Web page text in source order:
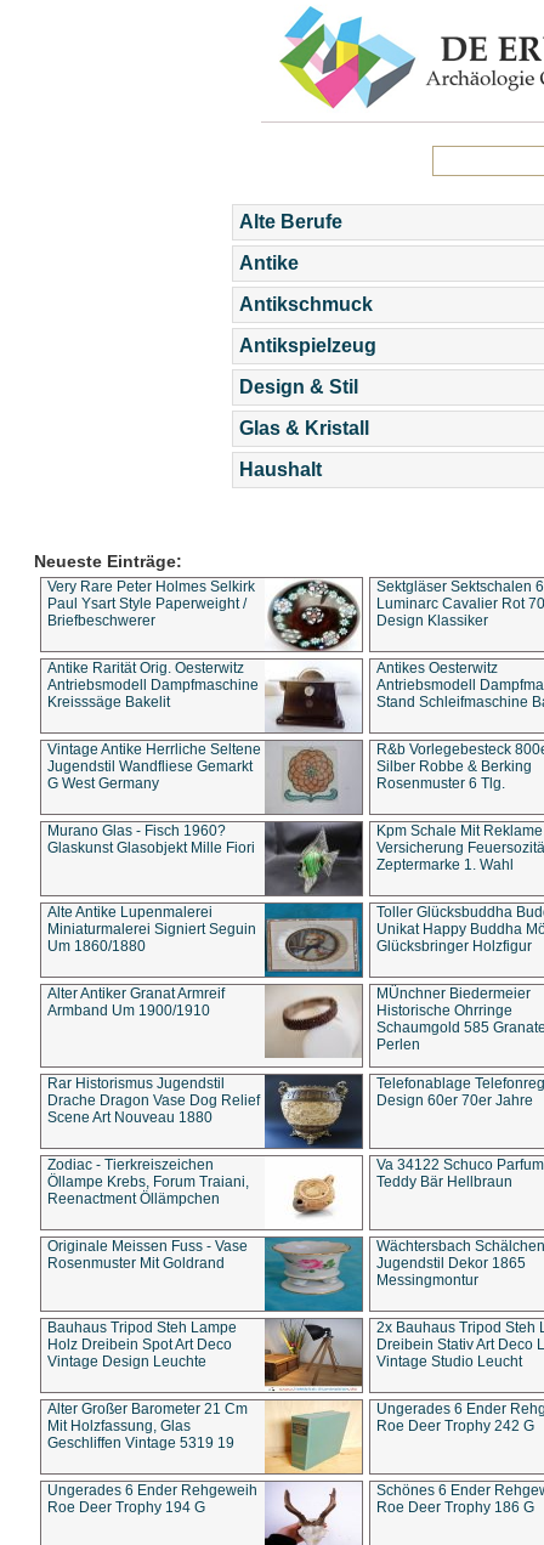
Alte Berufe
Antike
Antikschmuck
Antikspielzeug
Design & Stil
Glas & Kristall
Haushalt
Neueste Einträge:
Very Rare Peter Holmes Selkirk
Paul Ysart Style Paperweight /
Briefbeschwerer
Sektgläser Sektschalen
Luminarc Cavalier Rot
Design Klassiker
Antike Rarität Orig. Oesterwitz
Antriebsmodell Dampfmaschine
Kreisssäge Bakelit
Antikes Oesterwitz
Antriebsmodell
Stand Schleifmaschine
Vintage Antike Herrliche Seltene
Jugendstil Wandfliese Gemarkt
G West Germany
R&b Vorlegebesteck
Silber Robbe & Berking
Rosenmuster 6 Tlg.
Murano Glas - Fisch 1960?
Glaskunst Glasobjekt Mille Fiori
Kpm Schale Mit Reklame
Versicherung
Zeptermarke 1. Wahl
Alte Antike Lupenmalerei
Miniaturmalerei Signiert Seguin
Um 1860/1880
Toller Glücksbuddha
Unikat Happy Buddha
Glücksbringer Holzfigur
Alter Antiker Granat Armreif
Armband Um 1900/1910
MÜnchner Biedermeier
Historische Ohrringe
Schaumgold 585
Perlen
Rar Historismus Jugendstil
Drache Dragon Vase Dog Relief
Scene Art Nouveau 1880
Telefonablage
Design 60er 70er Jahre
Zodiac - Tierkreiszeichen
Öllampe Krebs, Forum Traiani,
Reenactment Öllämpchen
Va 34122 Schuco
Teddy Bär Hellbraun
Originale Meissen Fuss - Vase
Rosenmuster Mit Goldrand
Wächtersbach Schälchen
Jugendstil Dekor 1865
Messingmontur
Bauhaus Tripod Steh Lampe
Holz Dreibein Spot Art Deco
Vintage Design Leuchte
2x Bauhaus Tripod Steh
Dreibein Stativ Art Deco
Vintage Studio Leucht
Alter Großer Barometer 21 Cm
Mit Holzfassung, Glas
Geschliffen Vintage 5319 19
Ungerades 6 Ender
Roe Deer Trophy 242 G
Ungerades 6 Ender Rehgeweih
Roe Deer Trophy 194 G
Schönes 6 Ender
Roe Deer Trophy 186 G